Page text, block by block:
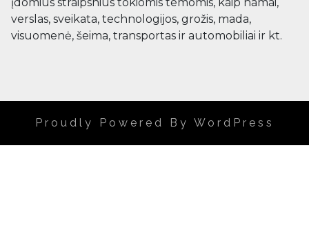
verslas, sveikata, technologijos, grožis, mada,
visuomenė, šeima, transportas ir automobiliai ir kt.
Proudly Powered By WordPress